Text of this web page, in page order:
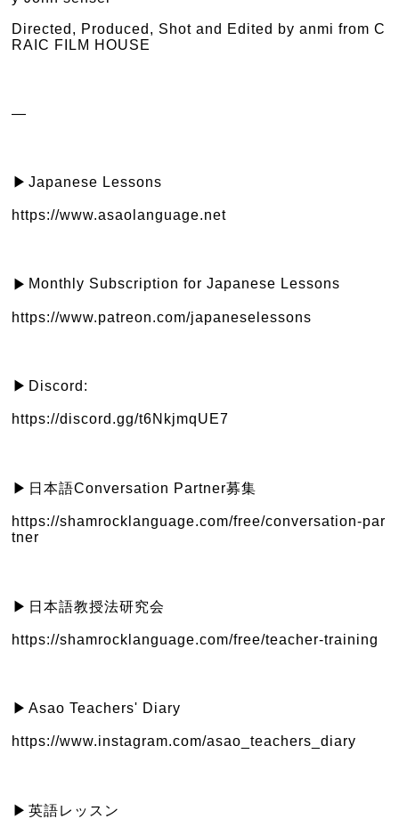
Directed, Produced, Shot and Edited by anmi from C
RAIC FILM HOUSE
—
▶︎ Japanese Lessons
https://www.asaolanguage.net
▶︎ Monthly Subscription for Japanese Lessons
https://www.patreon.com/japaneselessons
▶︎ Discord:
https://discord.gg/t6NkjmqUE7
▶︎ 日本語Conversation Partner募集
https://shamrocklanguage.com/free/conversation-par
tner
▶︎ 日本語教授法研究会
https://shamrocklanguage.com/free/teacher-training
▶︎ Asao Teachers' Diary
https://www.instagram.com/asao_teachers_diary
▶︎ 英語レッスン